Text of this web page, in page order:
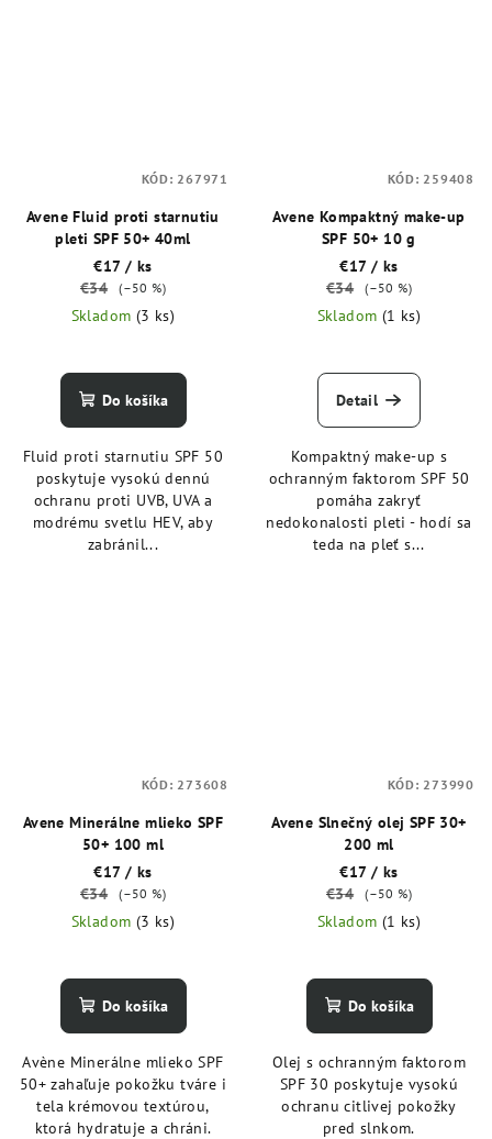
Avene Fluid proti starnutiu
pleti SPF 50+ 40ml
€17 / ks
€34
(–50 %)
Skladom (3 ks)
Do košíka
Fluid proti starnutiu SPF 50
poskytuje vysokú dennú
ochranu proti UVB, UVA a
modrému svetlu HEV, aby
zabránil...
KÓD: 267971
Avene Kompaktný make-up
SPF 50+ 10 g
€17 / ks
€34
(–50 %)
Skladom (1 ks)
Detail
Kompaktný make-up s
ochranným faktorom SPF 50
pomáha zakryť
nedokonalosti pleti - hodí sa
teda na pleť s...
KÓD: 259408
Avene Minerálne mlieko SPF
50+ 100 ml
€17 / ks
€34
(–50 %)
Skladom (3 ks)
Do košíka
Avène Minerálne mlieko SPF
50+ zahaľuje pokožku tváre i
tela krémovou textúrou,
ktorá hydratuje a chráni.
KÓD: 273608
Avene Slnečný olej SPF 30+
200 ml
€17 / ks
€34
(–50 %)
Skladom (1 ks)
Do košíka
Olej s ochranným faktorom
SPF 30 poskytuje vysokú
ochranu citlivej pokožky
pred slnkom.
KÓD: 273990